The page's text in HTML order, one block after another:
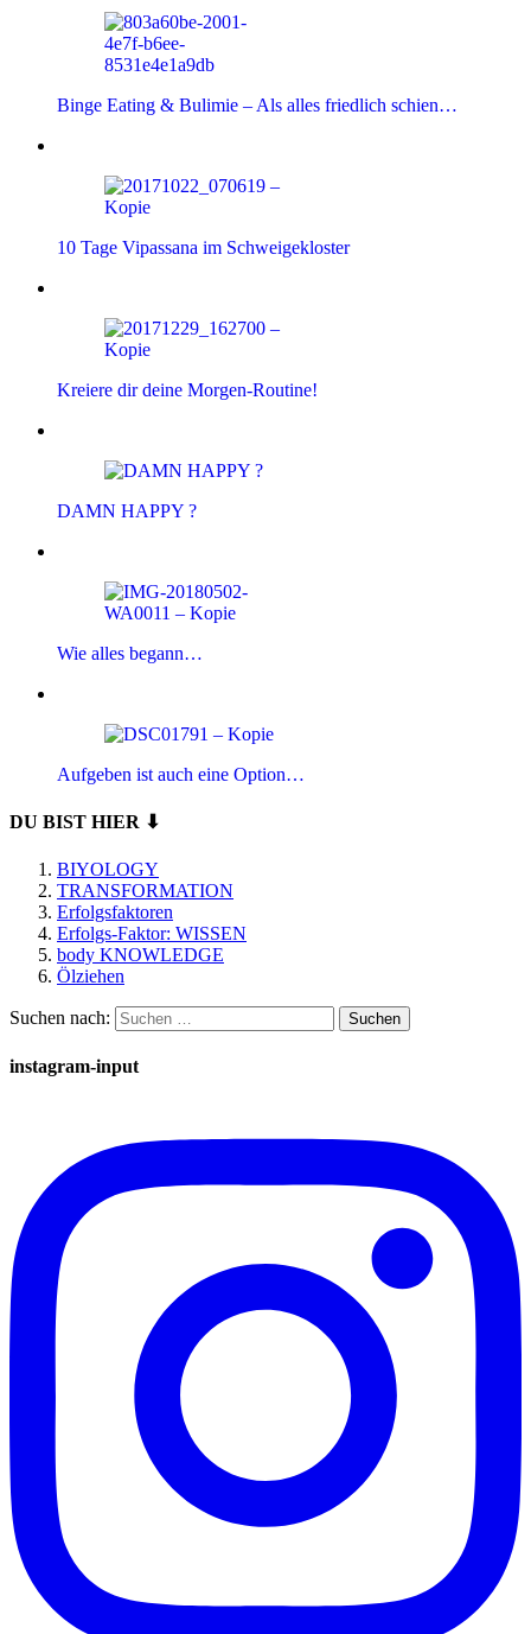
Binge Eating & Bulimie – Als alles friedlich schien…
10 Tage Vipassana im Schweigekloster
Kreiere dir deine Morgen-Routine!
DAMN HAPPY ?
Wie alles begann…
Aufgeben ist auch eine Option…
DU BIST HIER ⬇
BIYOLOGY
TRANSFORMATION
Erfolgsfaktoren
Erfolgs-Faktor: WISSEN
body KNOWLEDGE
Ölziehen
Suchen nach:
instagram-input